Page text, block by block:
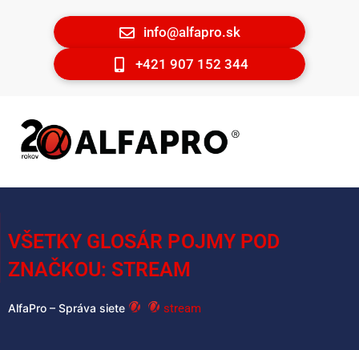
info@alfapro.sk
+421 907 152 344
VŠETKY GLOSÁR POJMY POD
ZNAČKOU: STREAM
AlfaPro – Správa siete stream